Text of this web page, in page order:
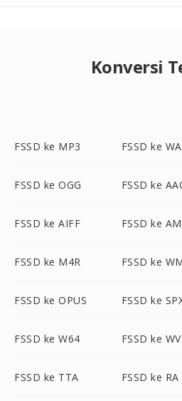
Konversi
FSSD ke MP3 FSSD ke
FSSD ke OGG FSSD ke
FSSD ke AIFF FSSD ke
FSSD ke M4R FSSD ke
FSSD ke OPUS FSSD ke
FSSD ke W64 FSSD ke WV
FSSD ke TTA FSSD ke RA